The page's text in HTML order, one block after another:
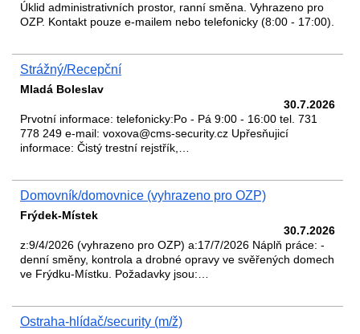
Úklid administrativních prostor, ranní směna. Vyhrazeno pro
OZP. Kontakt pouze e-mailem nebo telefonicky (8:00 - 17:00).
Strážný/Recepční
Mladá Boleslav
30.7.2026
Prvotní informace: telefonicky:Po - Pá 9:00 - 16:00 tel. 731
778 249 e-mail: voxova@cms-security.cz Upřesňujicí
informace: Čistý trestní rejstřík,…
Domovník/domovnice (vyhrazeno pro OZP)
Frýdek-Místek
30.7.2026
z:9/4/2026 (vyhrazeno pro OZP) a:17/7/2026 Náplň práce: -
denní směny, kontrola a drobné opravy ve svěřených domech
ve Frýdku-Místku. Požadavky jsou:…
Ostraha-hlídač/security (m/ž)